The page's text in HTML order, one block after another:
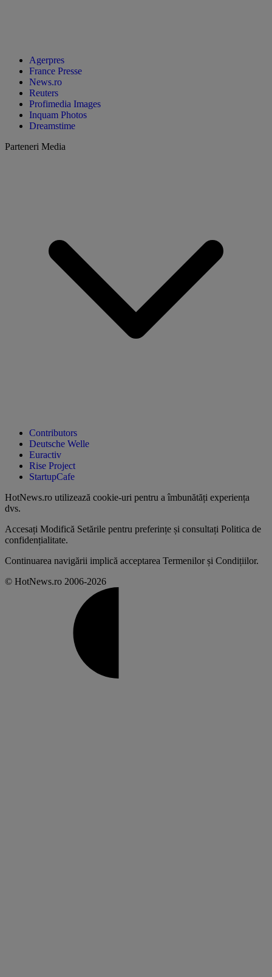
Agerpres
France Presse
News.ro
Reuters
Profimedia Images
Inquam Photos
Dreamstime
Parteneri Media
Contributors
Deutsche Welle
Euractiv
Rise Project
StartupCafe
HotNews.ro utilizează cookie-uri pentru a îmbunătăți experiența
dvs.
Accesați Modifică Setările pentru preferințe și consultați Politica de
confidențialitate.
Continuarea navigării implică acceptarea Termenilor și Condițiilor.
© HotNews.ro 2006-2026